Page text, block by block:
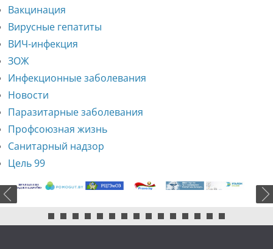
Вакцинация
Вирусные гепатиты
ВИЧ-инфекция
ЗОЖ
Инфекционные заболевания
Новости
Паразитарные заболевания
Профсоюзная жизнь
Санитарный надзор
Цель 99